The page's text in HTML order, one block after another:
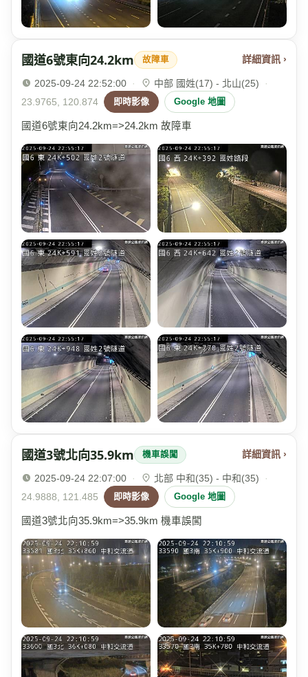
國道6號東向24.2km 故障車 詳細資訊 ›
2025-09-24 22:52:00 · 中部 國姓(17) - 北山(25)
·
23.9765, 120.874
即時影像 Google 地圖
國道6號東向24.2km=>24.2km 故障車
國道3號北向35.9km 機車誤闖 詳細資訊 ›
2025-09-24 22:07:00 · 北部 中和(35) - 中和(35)
·
24.9888, 121.485
即時影像 Google 地圖
國道3號北向35.9km=>35.9km 機車誤闖